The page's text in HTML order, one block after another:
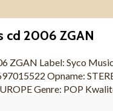
cd 2006 ZGAN
ZGAN Label: Syco
Opname:
Genre: POP